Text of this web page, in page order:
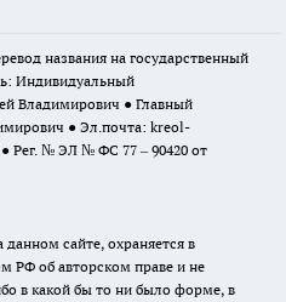
названия на государственный
Индивидуальный
Владимирович ● Главный
● Эл.почта: kreol-
● Рег. № ЭЛ № ФС 77 – 90420 от
сайте, охраняется в
РФ об авторском праве и не
в какой бы то ни было форме, в